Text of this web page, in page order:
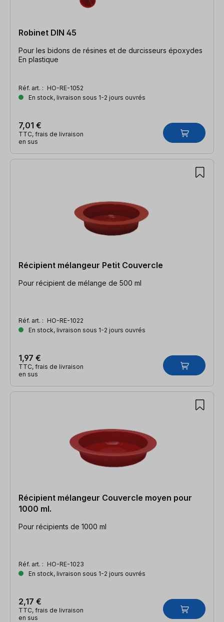
Robinet DIN 45
Pour les bidons de résines et de durcisseurs époxydes
En plastique
Réf. art. : HO-RE-1052
En stock, livraison sous 1-2 jours ouvrés
7,01 €
TTC, frais de livraison
en sus
Récipient mélangeur Petit Couvercle
Pour récipient de mélange de 500 ml
Réf. art. : HO-RE-1022
En stock, livraison sous 1-2 jours ouvrés
1,97 €
TTC, frais de livraison
en sus
Récipient mélangeur Couvercle moyen pour
1000 ml.
Pour récipients de 1000 ml
Réf. art. : HO-RE-1023
En stock, livraison sous 1-2 jours ouvrés
2,17 €
TTC, frais de livraison
en sus